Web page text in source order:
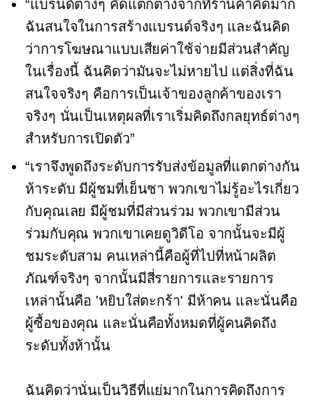
“แบรนด์ต่างๆ คิดแตกต่างจากที่ร้านค้าคิดมาก
ฉันสนใจในการสร้างแบรนด์จริงๆ และฉันคิด
ว่าการโฆษณาแบบเสียค่าใช้จ่ายมีส่วนสำคัญ
ในเรื่องนี้ ฉันคิดว่ามันจะไม่หายไป แต่สิ่งที่ฉัน
สนใจจริงๆ คือการเป็นเจ้าของลูกค้าของเรา
จริงๆ นั่นเป็นเหตุผลที่เราเริ่มคิดถึงกลยุทธ์ต่างๆ
สำหรับการเปิดตัว”
“เราจึงพูดถึงระดับการรับส่งข้อมูลที่แตกต่างกัน
ห้าระดับ มีผู้ชมที่เย็นชา พวกเขาไม่รู้อะไรเกี่ยว
กับคุณเลย มีผู้ชมที่มีส่วนร่วม พวกเขามีส่วน
ร่วมกับคุณ พวกเขาเคยดูวิดีโอ จากนั้นจะมีผู้
ชมระดับสาม คนเหล่านี้คือผู้ที่ไปที่หน้าผลิต
ภัณฑ์จริงๆ จากนั้นมีสี่รายการและรายการ
เหล่านั้นคือ 'หยิบใส่ตะกร้า' มีห้าคน และนั่นคือ
ผู้ซื้อของคุณ และนั่นคือทั้งหมดที่ผู้คนคิดถึง
ระดับทั้งห้านั้น
ฉันคิดว่านั่นเป็นวิธีที่แย่มากในการคิดถึงการ